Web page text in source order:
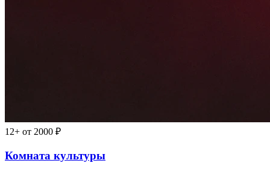
12+ от 2000 ₽
Комната культуры